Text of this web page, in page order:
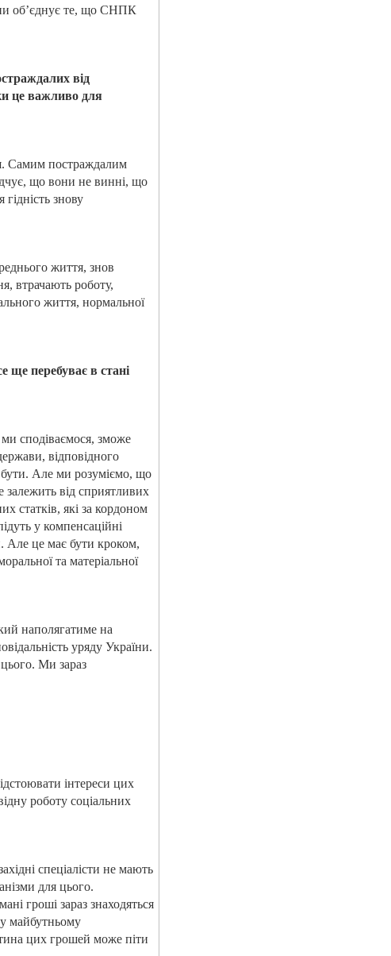
об’єднує те, що СНПК
від
це важливо для
Самим постраждалим
що вони не винні, що
знову
життя, знов
втрачають роботу,
життя, нормальної
ще перебуває в стані
ми сподіваємося, зможе
відповідного
Але ми розуміємо, що
залежить від сприятливих
статків, які за кордоном
у компенсаційні
Але це має бути кроком,
та матеріальної
наполягатиме на
уряду України.
Ми зараз
інтереси цих
роботу соціальних
спеціалісти не мають
для цього.
гроші зараз знаходяться
майбутньому
цих грошей може піти